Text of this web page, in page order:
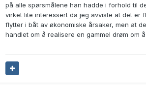
på alle spørsmålene han hadde i forhold til
virket lite interessert da jeg avviste at det er
flytter i båt av økonomiske årsaker, men at
handlet om å realisere en gammel drøm om